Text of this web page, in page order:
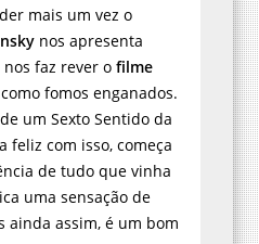
mais um vez o
nos apresenta
faz rever o filme
fomos enganados.
um Sexto Sentido da
feliz com isso, começa
de tudo que vinha
uma sensação de
ainda assim, é um bom